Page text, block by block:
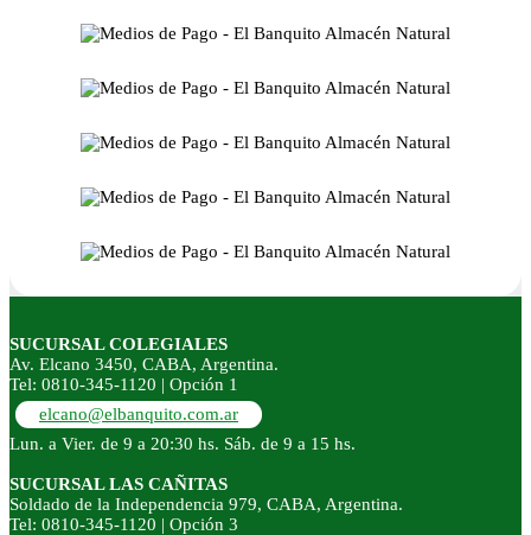
SUCURSAL COLEGIALES
Av. Elcano 3450, CABA, Argentina.
Tel: 0810-345-1120 | Opción 1
elcano@elbanquito.com.ar
Lun. a Vier. de 9 a 20:30 hs. Sáb. de 9 a 15 hs.
SUCURSAL LAS CAÑITAS
Soldado de la Independencia 979, CABA, Argentina.
Tel: 0810-345-1120 | Opción 3